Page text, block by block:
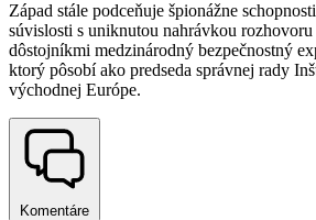
Západ stále podceňuje špionážne
súvislosti s uniknutou nahrávkou
dôstojníkmi medzinárodný bezpečnostný
ktorý pôsobí ako predseda správnej rady
východnej Európe.
Komentáre